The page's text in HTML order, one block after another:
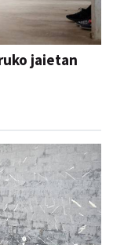
jaietan